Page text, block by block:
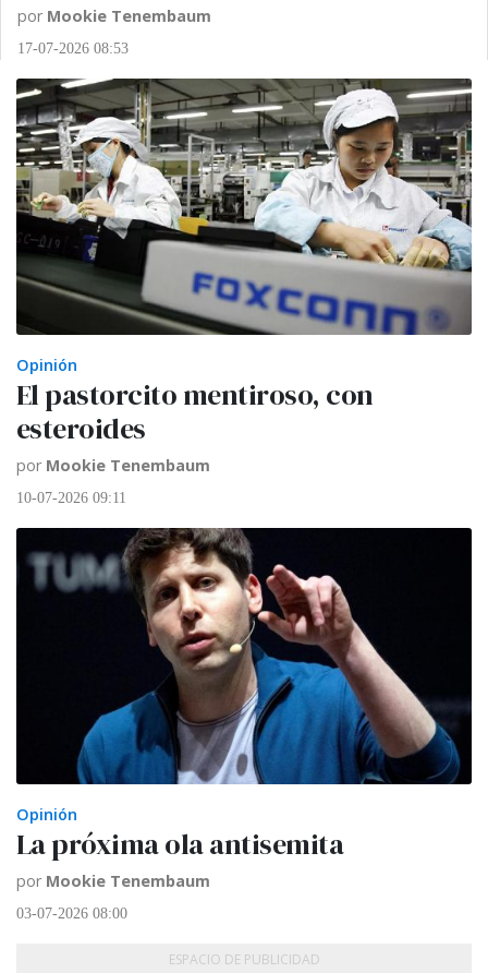
por Mookie Tenembaum
17-07-2026 08:53
Opinión
El pastorcito mentiroso, con
esteroides
por Mookie Tenembaum
10-07-2026 09:11
Opinión
La próxima ola antisemita
por Mookie Tenembaum
03-07-2026 08:00